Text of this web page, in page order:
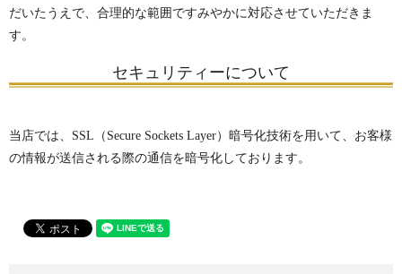
だいたうえで、合理的な範囲ですみやかに対応させていただきま
す。
セキュリティーについて
当店では、SSL（Secure Sockets Layer）暗号化技術を用いて、お客様
の情報が送信される際の通信を暗号化しております。